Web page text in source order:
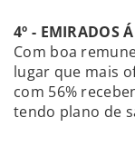
4º - EMIRADOS
Com boa
lugar que mais
com 56%
tendo plano de